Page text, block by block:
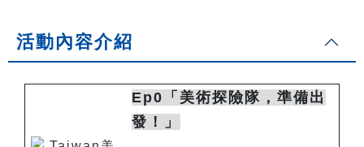
活動內容介紹
Ep0「美術探險隊，準備出
發！」